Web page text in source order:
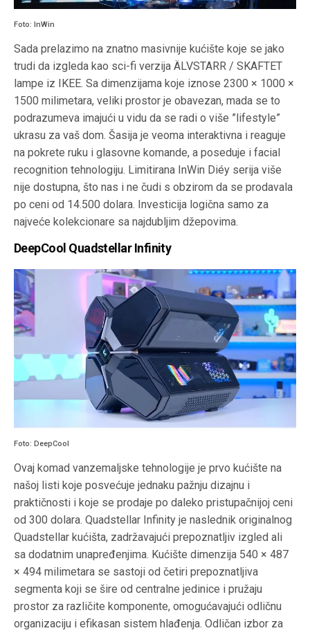
Foto: InWin
Sada prelazimo na znatno masivnije kućište koje se jako
trudi da izgleda kao sci-fi verzija ÄLVSTARR / SKAFTET
lampe iz IKEE. Sa dimenzijama koje iznose 2300 × 1000 ×
1500 milimetara, veliki prostor je obavezan, mada se to
podrazumeva imajući u vidu da se radi o više ”lifestyle”
ukrasu za vaš dom. Šasija je veoma interaktivna i reaguje
na pokrete ruku i glasovne komande, a poseduje i facial
recognition tehnologiju. Limitirana InWin Diéy serija više
nije dostupna, što nas i ne čudi s obzirom da se prodavala
po ceni od 14.500 dolara. Investicija logična samo za
najveće kolekcionare sa najdubljim džepovima.
DeepCool Quadstellar Infinity
Foto: DeepCool
Ovaj komad vanzemaljske tehnologije je prvo kućište na
našoj listi koje posvećuje jednaku pažnju dizajnu i
praktičnosti i koje se prodaje po daleko pristupačnijoj ceni
od 300 dolara. Quadstellar Infinity je naslednik originalnog
Quadstellar kućišta, zadržavajući prepoznatljiv izgled ali
sa dodatnim unapređenjima. Kućište dimenzija 540 × 487
× 494 milimetara se sastoji od četiri prepoznatljiva
segmenta koji se šire od centralne jedinice i pružaju
prostor za različite komponente, omogućavajući odličnu
organizaciju i efikasan sistem hlađenja. Odličan izbor za